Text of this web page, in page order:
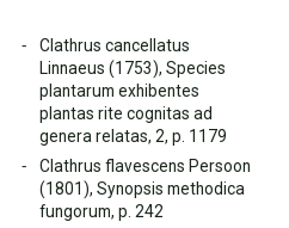
Clathrus cancellatus
Linnaeus (1753), Species
plantarum exhibentes
plantas rite cognitas ad
genera relatas, 2, p. 1179
Clathrus flavescens Persoon
(1801), Synopsis methodica
fungorum, p. 242